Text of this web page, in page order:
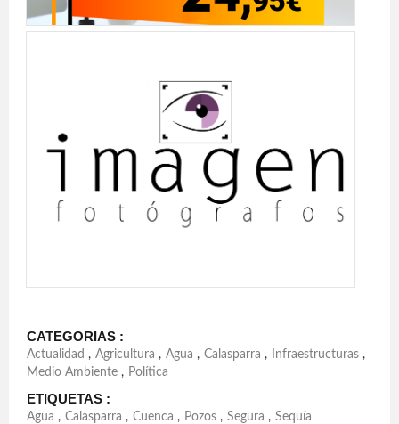
CATEGORIAS :
Actualidad , Agricultura , Agua , Calasparra , Infraestructuras ,
Medio Ambiente , Política
ETIQUETAS :
Agua , Calasparra , Cuenca , Pozos , Segura , Sequía